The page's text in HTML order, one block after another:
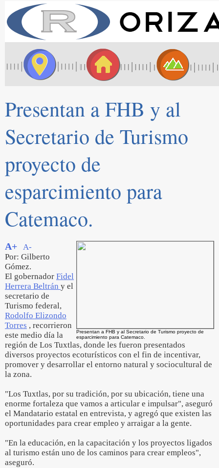
Presentan a FHB y al
Secretario de Turismo
proyecto de
esparcimiento para
Catemaco.
Presentan a FHB y al Secretario de Turismo proyecto de
esparcimiento para Catemaco.
A+
A-
Por: Gilberto
Gómez.
El gobernador Fidel
Herrera Beltrán y el
secretario de
Turismo federal,
Rodolfo Elizondo
Torres , recorrieron
este medio día la
región de Los Tuxtlas, donde les fueron presentados
diversos proyectos ecoturísticos con el fin de incentivar,
promover y desarrollar el entorno natural y sociocultural de
la zona.
"Los Tuxtlas, por su tradición, por su ubicación, tiene una
enorme fortaleza que vamos a articular e impulsar", aseguró
el Mandatario estatal en entrevista, y agregó que existen las
oportunidades para crear empleo y arraigar a la gente.
"En la educación, en la capacitación y los proyectos ligados
al turismo están uno de los caminos para crear empleos",
aseguró.